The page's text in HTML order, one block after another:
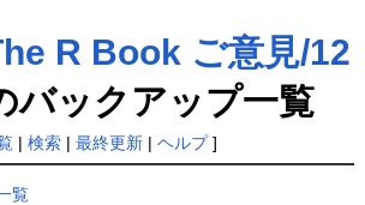
R Book ご意見/12
バックアップ一覧
| 検索| 最終更新| ヘルプ]
覧